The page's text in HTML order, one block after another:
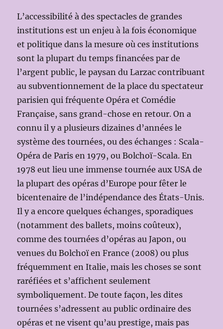
L’accessibilité à des spectacles de grandes
institutions est un enjeu à la fois économique
et politique dans la mesure où ces institutions
sont la plupart du temps financées par de
l’argent public, le paysan du Larzac contribuant
au subventionnement de la place du spectateur
parisien qui fréquente Opéra et Comédie
Française, sans grand-chose en retour. On a
connu il y a plusieurs dizaines d’années le
système des tournées, ou des échanges : Scala-
Opéra de Paris en 1979, ou Bolchoï-Scala. En
1978 eut lieu une immense tournée aux USA de
la plupart des opéras d’Europe pour fêter le
bicentenaire de l’indépendance des États-Unis.
Il y a encore quelques échanges, sporadiques
(notamment des ballets, moins coûteux),
comme des tournées d’opéras au Japon, ou
venues du Bolchoï en France (2008) ou plus
fréquemment en Italie, mais les choses se sont
raréfiées et s’affichent seulement
symboliquement. De toute façon, les dites
tournées s’adressent au public ordinaire des
opéras et ne visent qu’au prestige, mais pas